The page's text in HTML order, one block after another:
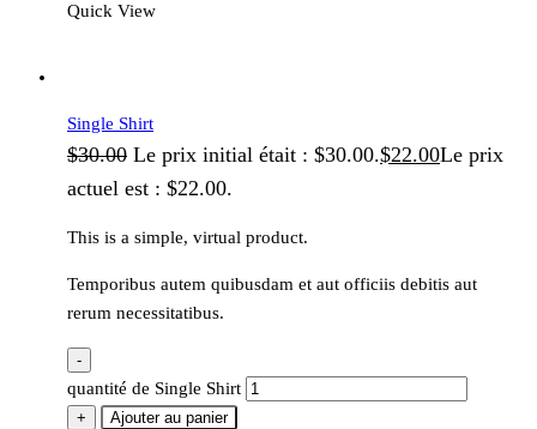
Quick View
Single Shirt
$30.00 Le prix initial était : $30.00.$22.00Le prix
actuel est : $22.00.
This is a simple, virtual product.
Temporibus autem quibusdam et aut officiis debitis aut
rerum necessitatibus.
-
quantité de Single Shirt
+ Ajouter au panier